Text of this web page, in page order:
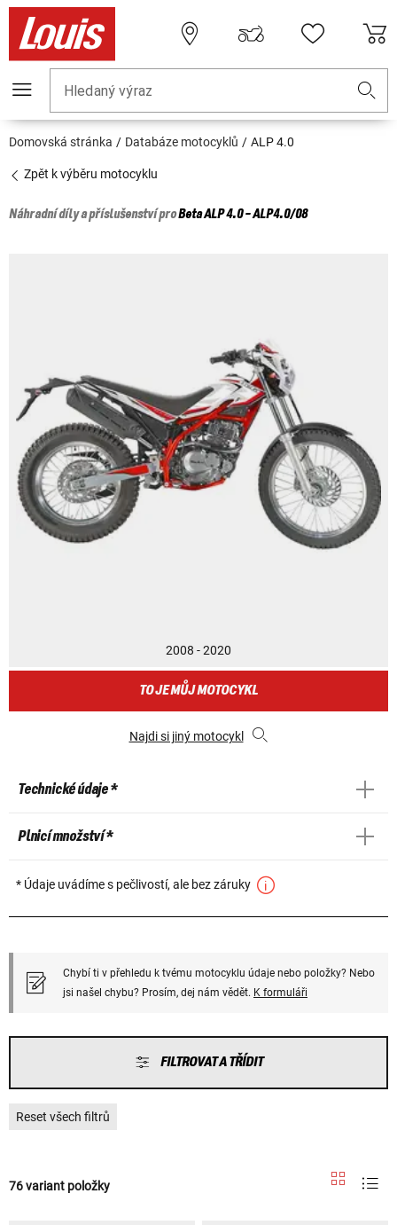
Hledaný výraz
Domovská stránka Databáze motocyklů ALP 4.0
Zpět k výběru motocyklu
Náhradní díly a příslušenství proBetaALP 4.0 - ALP4.0/08
2008 - 2020
TO JE MŮJ MOTOCYKL
Najdi si jiný motocykl
Technické údaje *
Plnicí množství *
* Údaje uvádíme s pečlivostí, ale bez záruky
Chybí ti v přehledu k tvému motocyklu údaje nebo položky? Nebo
jsi našel chybu? Prosím, dej nám vědět. K formuláři
FILTROVAT A TŘÍDIT
Reset všech filtrů
76 variant položky